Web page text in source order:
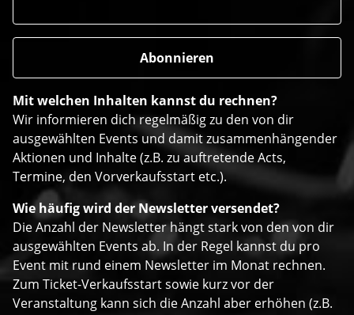
Mit welchen Inhalten kannst du rechnen?
Wir informieren dich regelmäßig zu den von dir
ausgewählten Events und damit zusammenhängender
Aktionen und Inhalte (z.B. zu auftretende Acts,
Termine, den Vorverkaufsstart etc.).
Wie häufig wird der Newsletter versendet?
Die Anzahl der Newsletter hängt stark von den von dir
ausgewählten Events ab. In der Regel kannst du pro
Event mit rund einem Newsletter im Monat rechnen.
Zum Ticket-Verkaufsstart sowie kurz vor der
Veranstaltung kann sich die Anzahl aber erhöhen (z.B.